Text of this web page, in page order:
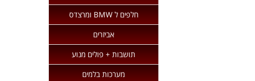
חלפים ל BMW ומרצדס
אביזרים
תושבות + פולים מנוע
מערכות בלמים